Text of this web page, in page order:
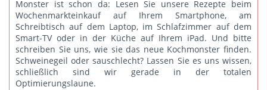
Monster ist schon da: Lesen Sie unsere Rezepte beim
Wochenmarkteinkauf auf Ihrem Smartphone, am
Schreibtisch auf dem Laptop, im Schlafzimmer auf dem
Smart-TV oder in der Küche auf Ihrem iPad. Und bitte
schreiben Sie uns, wie sie das neue Kochmonster finden.
Schweinegeil oder sauschlecht? Lassen Sie es uns wissen,
schließlich sind wir gerade in der totalen
Optimierungslaune.